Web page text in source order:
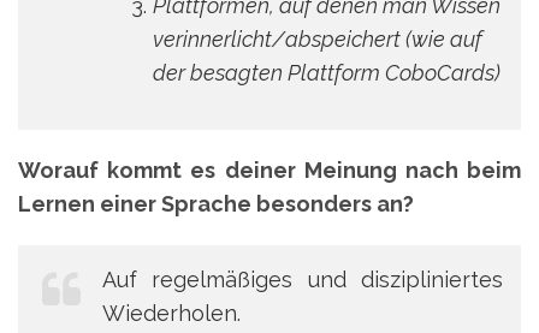
Plattformen, auf denen man Wissen
verinnerlicht/abspeichert (wie auf
der besagten Plattform CoboCards)
Worauf kommt es deiner Meinung nach beim
Lernen einer Sprache besonders an?
Auf regelmäßiges und diszipliniertes
Wiederholen.